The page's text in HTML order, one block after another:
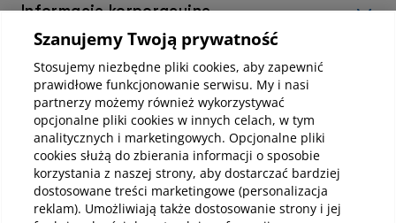
Informacje korporacyjne
Kup abonamenty online
Kup online
Pobierz aplikację mobilną
Szanujemy Twoją prywatność
Stosujemy niezbędne pliki cookies, aby zapewnić
prawidłowe funkcjonowanie serwisu. My i nasi
partnerzy możemy również wykorzystywać
opcjonalne pliki cookies w innych celach, w tym
analitycznych i marketingowych. Opcjonalne pliki
cookies służą do zbierania informacji o sposobie
korzystania z naszej strony, aby dostarczać bardziej
dostosowane treści marketingowe (personalizacja
reklam). Umożliwiają także dostosowanie strony i jej